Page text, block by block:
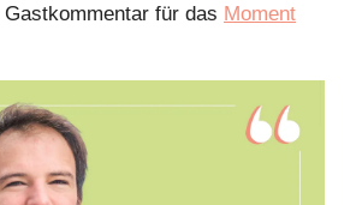
Gastkommentar für das Moment